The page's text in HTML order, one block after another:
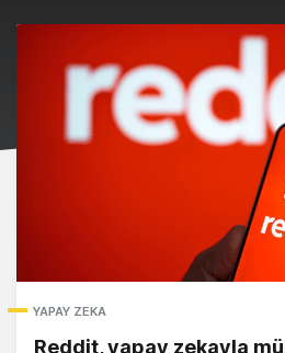
YAPAY ZEKA
Reddit, yapay zekayla